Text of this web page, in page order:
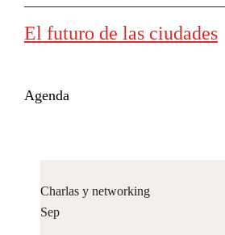
El futuro de las ciudades
Agenda
Charlas y networking
Sep